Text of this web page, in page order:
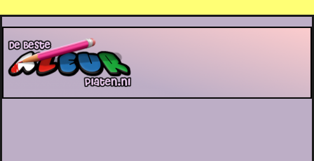
De Beste Kleurplaten